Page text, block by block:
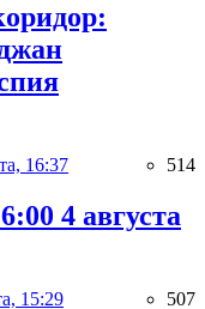
16:37 514
4 августа
15:29 507